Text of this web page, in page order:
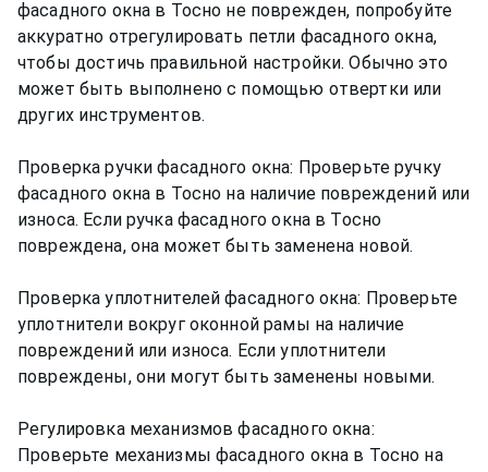
фасадного окна в Тосно не поврежден, попробуйте
аккуратно отрегулировать петли фасадного окна,
чтобы достичь правильной настройки. Обычно это
может быть выполнено с помощью отвертки или
других инструментов.
Проверка ручки фасадного окна: Проверьте ручку
фасадного окна в Тосно на наличие повреждений или
износа. Если ручка фасадного окна в Тосно
повреждена, она может быть заменена новой.
Проверка уплотнителей фасадного окна: Проверьте
уплотнители вокруг оконной рамы на наличие
повреждений или износа. Если уплотнители
повреждены, они могут быть заменены новыми.
Регулировка механизмов фасадного окна:
Проверьте механизмы фасадного окна в Тосно на